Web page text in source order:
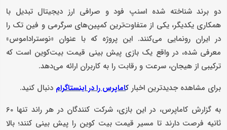
دو برند شناخته ‌شده اسنپ ‌فود و صرافی ارز دیجیتال تبدیل با
همکاری یکدیگر، یکی از متفاوت‌ترین کمپین‌های سرگرمی و فین‌ تک را
در ایران رونمایی می‌کنند. این پروژه که با عنوان «نوستراداموس»
معرفی شده، در واقع یک بازی پیش‌ بینی قیمت بیت‌کوین است که
ترکیبی از هیجان، سرعت و رقابت را به کاربران ارائه می‌دهد.
برای مشاهده جدیدترین اخبار کاماپرس را در اینستاگرام دنبال کنید.
به گزارش کاماپرس، در این بازی، شرکت ‌کنندگان در هر راند تنها 60
ثانیه فرصت دارند تا مسیر قیمت بیت ‌کوین را پیش ‌بینی کنند؛ بالا